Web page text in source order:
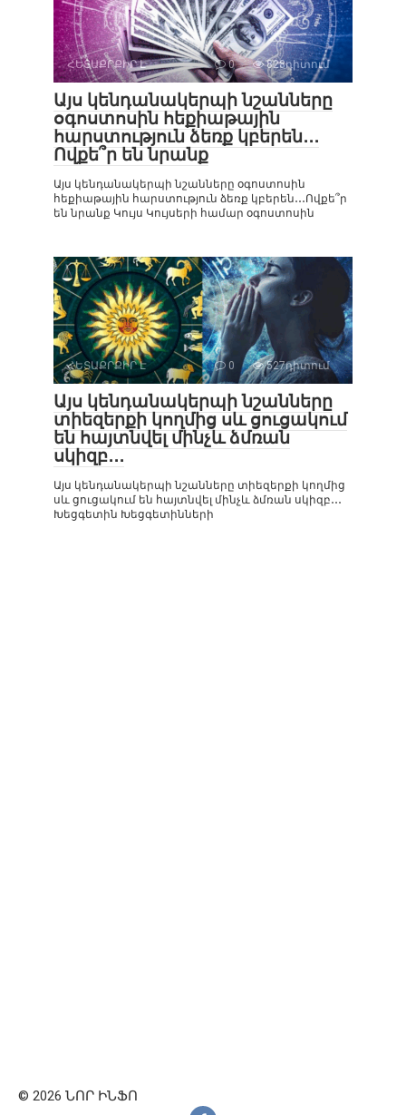
ՀԵՏԱՔՐՔԻՐ Է 0 828դիտում
Այս կենդանակերպի նշանները
օգոստոսին հեքիաթային
հարստություն ձեռք կբերեն․․․
Ովքե՞ր են նրանք
Այս կենդանակերպի նշանները օգոստոսին
հեքիաթային հարստություն ձեռք կբերեն․․․Ովքե՞ր
են նրանք Կույս Կույսերի համար օգոստոսին
ՀԵՏԱՔՐՔԻՐ Է 0 527դիտում
Այս կենդանակերպի նշանները
տիեզերքի կողմից սև ցուցակում
են հայտնվել մինչև ձմռան
սկիզբ․․․
Այս կենդանակերպի նշանները տիեզերքի կողմից
սև ցուցակում են հայտնվել մինչև ձմռան սկիզբ․․․
Խեցգետին Խեցգետինների
© 2026 ՆՈՐ ԻՆՖՈ